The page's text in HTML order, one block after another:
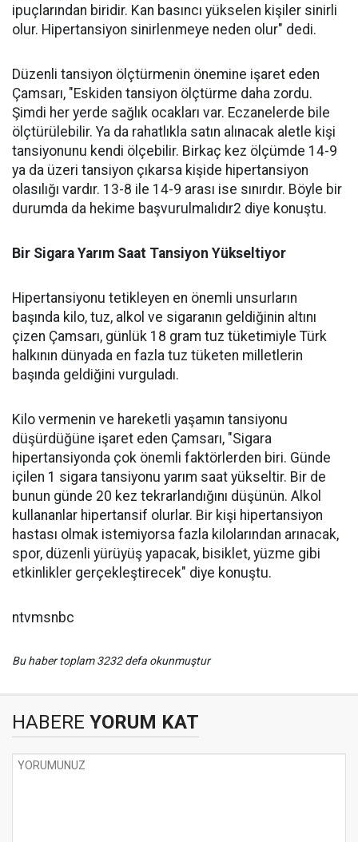
ipuçlarından biridir. Kan basıncı yükselen kişiler sinirli
olur. Hipertansiyon sinirlenmeye neden olur" dedi.
Düzenli tansiyon ölçtürmenin önemine işaret eden
Çamsarı, "Eskiden tansiyon ölçtürme daha zordu.
Şimdi her yerde sağlık ocakları var. Eczanelerde bile
ölçtürülebilir. Ya da rahatlıkla satın alınacak aletle kişi
tansiyonunu kendi ölçebilir. Birkaç kez ölçümde 14-9
ya da üzeri tansiyon çıkarsa kişide hipertansiyon
olasılığı vardır. 13-8 ile 14-9 arası ise sınırdır. Böyle bir
durumda da hekime başvurulmalıdır2 diye konuştu.
Bir Sigara Yarım Saat Tansiyon Yükseltiyor
Hipertansiyonu tetikleyen en önemli unsurların
başında kilo, tuz, alkol ve sigaranın geldiğinin altını
çizen Çamsarı, günlük 18 gram tuz tüketimiyle Türk
halkının dünyada en fazla tuz tüketen milletlerin
başında geldiğini vurguladı.
Kilo vermenin ve hareketli yaşamın tansiyonu
düşürdüğüne işaret eden Çamsarı, "Sigara
hipertansiyonda çok önemli faktörlerden biri. Günde
içilen 1 sigara tansiyonu yarım saat yükseltir. Bir de
bunun günde 20 kez tekrarlandığını düşünün. Alkol
kullananlar hipertansif olurlar. Bir kişi hipertansiyon
hastası olmak istemiyorsa fazla kilolarından arınacak,
spor, düzenli yürüyüş yapacak, bisiklet, yüzme gibi
etkinlikler gerçekleştirecek" diye konuştu.
ntvmsnbc
Bu haber toplam 3232 defa okunmuştur
HABERE YORUM KAT